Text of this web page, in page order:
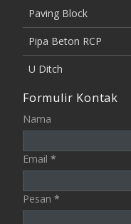
Paving Block
Pipa Beton RCP
U Ditch
Formulir Kontak
Nama
Email *
Pesan *